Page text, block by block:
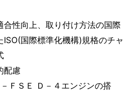
合性向上、取り付け方法の国際
ISO(国際標準化機構)規格のチャ
配慮
ＦＳＥ Ｄ－４エンジンの搭